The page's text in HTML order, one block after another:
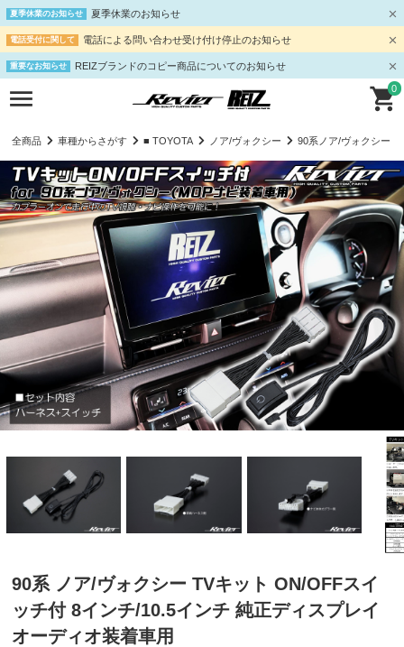
夏季休業のお知らせ 夏季休業のお知らせ
電話受付に関して 電話による問い合わせ受け付け停止のお知らせ
重要なお知らせ REIZブランドのコピー商品についてのお知らせ
0
全商品 車種からさがす ■ TOYOTA ノア/ヴォクシー 90系ノア/ヴォクシー
90系 ノア/ヴォクシー TVキット ON/OFFスイ
ッチ付 8インチ/10.5インチ 純正ディスプレイ
オーディオ装着車用